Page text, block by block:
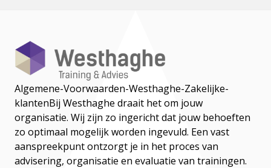
Algemene-Voorwaarden-Westhaghe-Zakelijke-
klantenBij Westhaghe draait het om jouw
organisatie. Wij zijn zo ingericht dat jouw behoeften
zo optimaal mogelijk worden ingevuld. Een vast
aanspreekpunt ontzorgt je in het proces van
advisering, organisatie en evaluatie van trainingen.